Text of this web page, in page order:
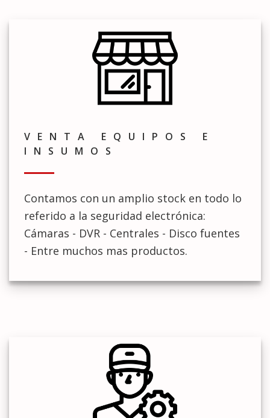
VENTA EQUIPOS E
INSUMOS
Contamos con un amplio stock en todo lo
referido a la seguridad electrónica:
Cámaras - DVR - Centrales - Disco fuentes
- Entre muchos mas productos.